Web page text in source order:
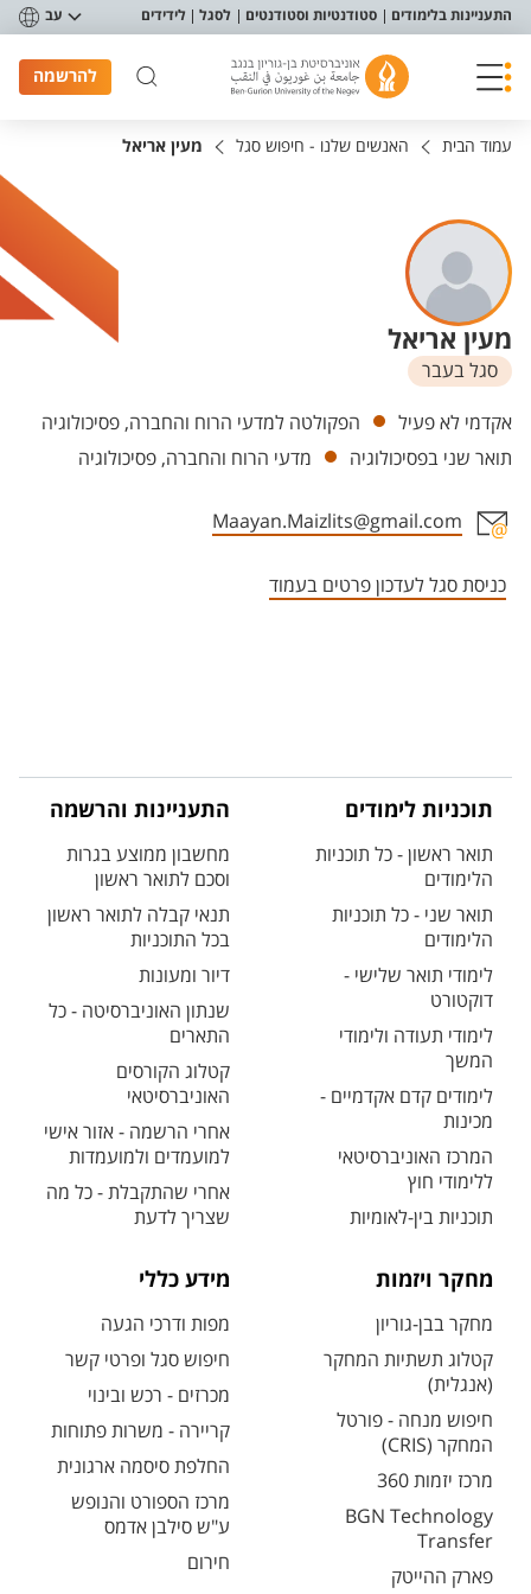
תפריט נגישות
התעניינות בלימודים סטודנטיות וסטודנטים לסגל לידידים עב
להרשמה
עמוד הבית האנשים שלנו - חיפוש סגל מעין אריאל
מעין אריאל
סגל בעבר
יחידות
אקדמי לא פעיל
הפקולטה למדעי הרוח והחברה, פסיכולוגיה
תואר שני בפסיכולוגיה
מדעי הרוח והחברה, פסיכולוגיה
Maayan.Maizlits@gmail.com
כניסת סגל לעדכון פרטים בעמוד
תוכניות לימודים
תואר ראשון - כל תוכניות
הלימודים
תואר שני - כל תוכניות
הלימודים
לימודי תואר שלישי -
דוקטורט
לימודי תעודה ולימודי
המשך
לימודים קדם אקדמיים -
מכינות
המרכז האוניברסיטאי
ללימודי חוץ
תוכניות בין-לאומיות
התעניינות והרשמה
מחשבון ממוצע בגרות
וסכם לתואר ראשון
תנאי קבלה לתואר ראשון
בכל התוכניות
דיור ומעונות
שנתון האוניברסיטה - כל
התארים
קטלוג הקורסים
האוניברסיטאי
אחרי הרשמה - אזור אישי
למועמדים ולמועמדות
אחרי שהתקבלת - כל מה
שצריך לדעת
מחקר ויזמות
מחקר בבן-גוריון
קטלוג תשתיות המחקר
(אנגלית)
חיפוש מנחה - פורטל
המחקר (CRIS)
מרכז יזמות 360
BGN Technology
Transfer
פארק ההייטק
מידע כללי
מפות ודרכי הגעה
חיפוש סגל ופרטי קשר
מכרזים - רכש ובינוי
קריירה - משרות פתוחות
החלפת סיסמה ארגונית
מרכז הספורט והנופש
ע"ש סילבן אדמס
חירום